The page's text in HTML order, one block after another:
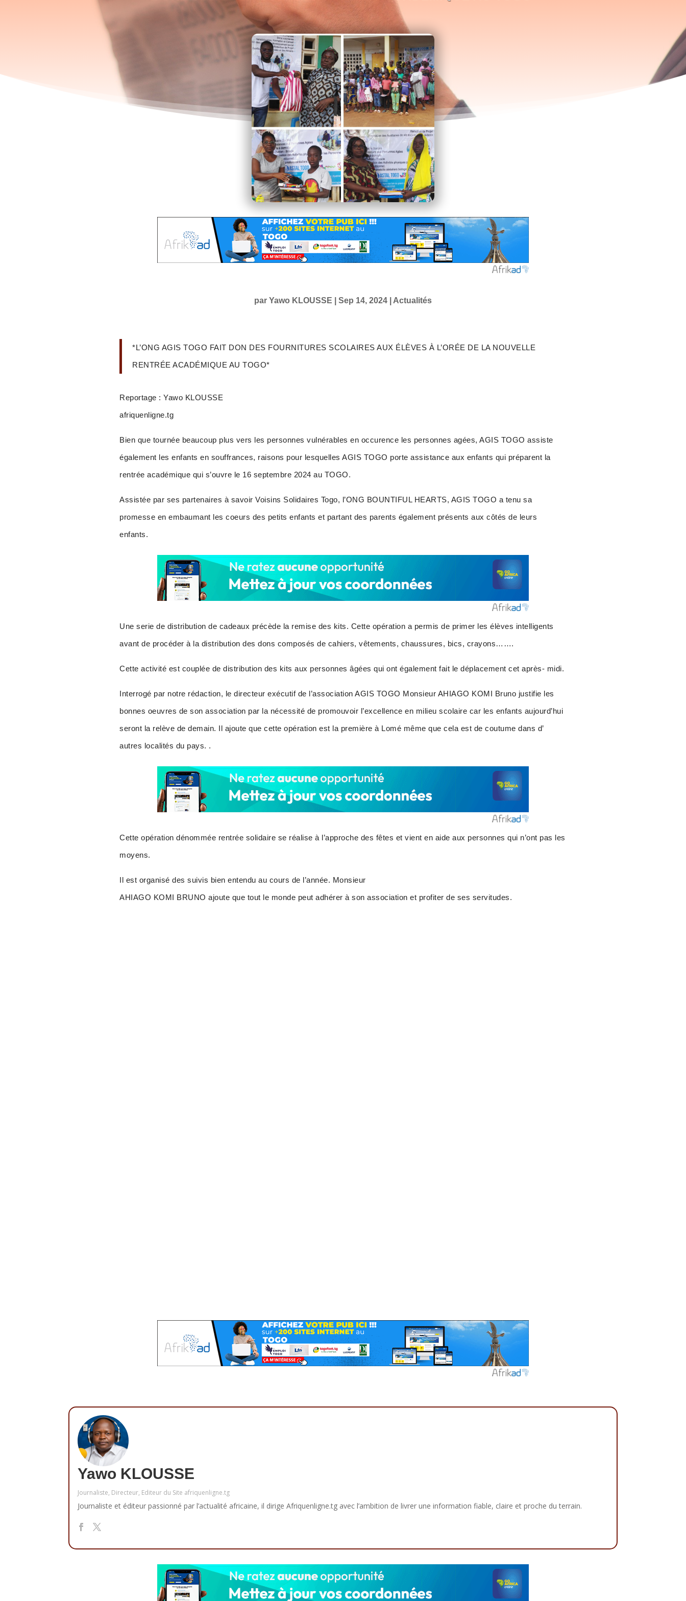
par Yawo KLOUSSE Sep 14, 2024 Actualités
*L’ONG AGIS TOGO FAIT DON DES FOURNITURES SCOLAIRES AUX ÉLÈVES À L’ORÉE DE LA NOUVELLE
RENTRÉE ACADÉMIQUE AU TOGO*
Reportage : Yawo KLOUSSE
afriquenligne.tg
Bien que tournée beaucoup plus vers les personnes vulnérables en occurence les personnes agées, AGIS TOGO assiste
également les enfants en souffrances, raisons pour lesquelles AGIS TOGO porte assistance aux enfants qui préparent la
rentrée académique qui s’ouvre le 16 septembre 2024 au TOGO.
Assistée par ses partenaires à savoir Voisins Solidaires Togo, l’ONG BOUNTIFUL HEARTS, AGIS TOGO a tenu sa
promesse en embaumant les coeurs des petits enfants et partant des parents également présents aux côtés de leurs
enfants.
Une serie de distribution de cadeaux précède la remise des kits. Cette opération a permis de primer les élèves intelligents
avant de procéder à la distribution des dons composés de cahiers, vêtements, chaussures, bics, crayons…….
Cette activité est couplée de distribution des kits aux personnes âgées qui ont également fait le déplacement cet après- midi.
Interrogé par notre rédaction, le directeur exécutif de l’association AGIS TOGO Monsieur AHIAGO KOMI Bruno justifie les
bonnes oeuvres de son association par la nécessité de promouvoir l’excellence en milieu scolaire car les enfants aujourd’hui
seront la relève de demain. Il ajoute que cette opération est la première à Lomé même que cela est de coutume dans d’
autres localités du pays. .
Cette opération dénommée rentrée solidaire se réalise à l’approche des fêtes et vient en aide aux personnes qui n’ont pas les
moyens.
Il est organisé des suivis bien entendu au cours de l’année. Monsieur
AHIAGO KOMI BRUNO ajoute que tout le monde peut adhérer à son association et profiter de ses servitudes.
Yawo KLOUSSE
Journaliste, Directeur, Editeur du Site afriquenligne.tg
Journaliste et éditeur passionné par l’actualité africaine, il dirige Afriquenligne.tg avec l’ambition de livrer une information fiable, claire et proche du terrain.